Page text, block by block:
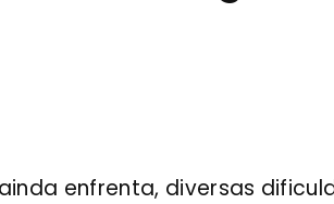
enfrenta, diversas